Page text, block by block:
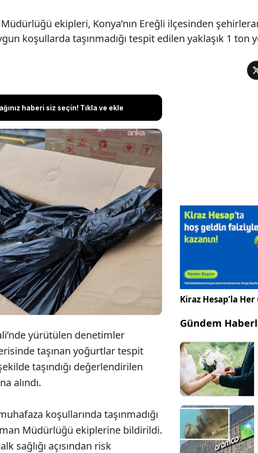
ekipleri, Konya’nın Ereğli ilçesinden
koşullarda taşınmadığı tespit edilen yaklaşık 1 ton
haberi siz seçin! Tıkla ve ekle
Zabıta Müdürlüğü ekipleri,
şehirlerarası yolcu otobüsüyle
uygun koşullarda taşınmadığı tespit
yoğurda el koydu.
yürütülen denetimler
taşınan yoğurtlar tespit
taşındığı değerlendirilen
alındı.
koşullarında taşınmadığı
Müdürlüğü ekiplerine bildirildi.
sağlığı açısından risk
Kiraz Hesap’la Her
Gündem